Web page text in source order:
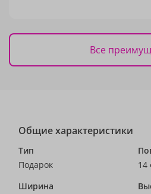
Все
Общие характеристики
Тип
Подарок
14
Ширина